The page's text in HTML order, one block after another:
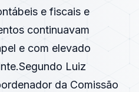
e fiscais e
continuavam
e com elevado
Luiz
da Comissão